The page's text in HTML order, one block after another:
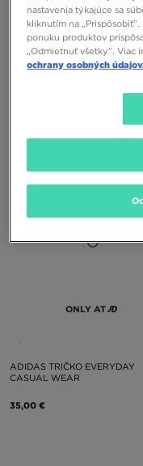
ONLY AT
ONLY AT
ADIDAS TRIČKO EVERYDAY
CASUAL WEAR
35,00 €
nastavenia týkajúce sa
kliknutím na
ponuku produktov
„Odmietnuť všetky”. Viac
ochrany osobných